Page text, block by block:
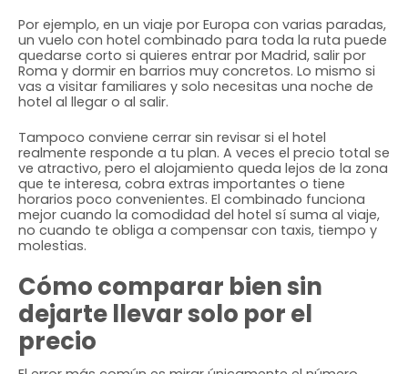
Por ejemplo, en un viaje por Europa con varias paradas,
un vuelo con hotel combinado para toda la ruta puede
quedarse corto si quieres entrar por Madrid, salir por
Roma y dormir en barrios muy concretos. Lo mismo si
vas a visitar familiares y solo necesitas una noche de
hotel al llegar o al salir.
Tampoco conviene cerrar sin revisar si el hotel
realmente responde a tu plan. A veces el precio total se
ve atractivo, pero el alojamiento queda lejos de la zona
que te interesa, cobra extras importantes o tiene
horarios poco convenientes. El combinado funciona
mejor cuando la comodidad del hotel sí suma al viaje,
no cuando te obliga a compensar con taxis, tiempo y
molestias.
Cómo comparar bien sin
dejarte llevar solo por el
precio